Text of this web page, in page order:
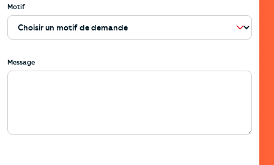
Motif
Message